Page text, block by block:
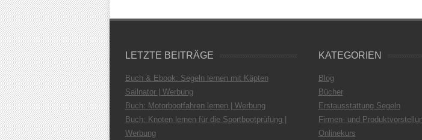
LETZTE BEITRÄGE
Buch & Ebook: Segeln lernen mit Käpten
Sailnator | Werbung
Buch: Motorbootfahren lernen | Werbung
Buch: Knoten lernen für die Sportbootprüfung |
Werbung
KATEGORIEN
Blog
Bücher
Erstausstattung Segeln
Firmen- und
Onlinekurs